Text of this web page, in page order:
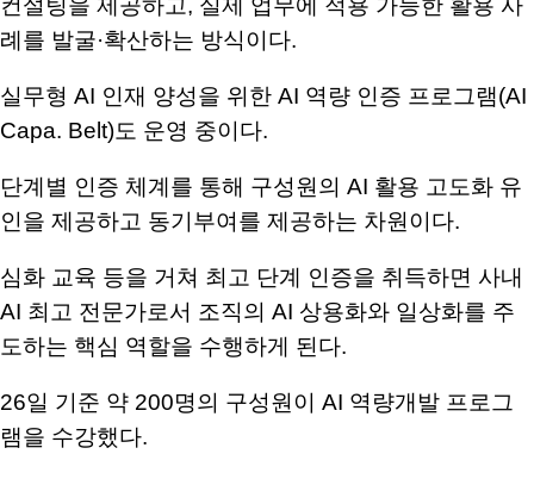
컨설팅을 제공하고, 실제 업무에 적용 가능한 활용 사
례를 발굴·확산하는 방식이다.
실무형 AI 인재 양성을 위한 AI 역량 인증 프로그램(AI
Capa. Belt)도 운영 중이다.
단계별 인증 체계를 통해 구성원의 AI 활용 고도화 유
인을 제공하고 동기부여를 제공하는 차원이다.
심화 교육 등을 거쳐 최고 단계 인증을 취득하면 사내
AI 최고 전문가로서 조직의 AI 상용화와 일상화를 주
도하는 핵심 역할을 수행하게 된다.
26일 기준 약 200명의 구성원이 AI 역량개발 프로그
램을 수강했다.